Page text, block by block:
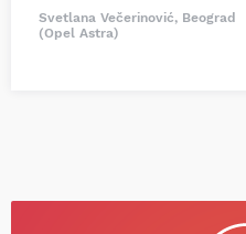
Svetlana Večerinović, Beograd
(Opel Astra)